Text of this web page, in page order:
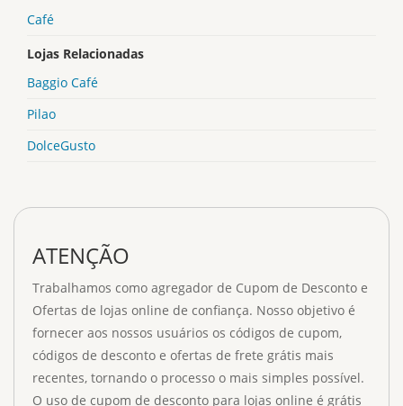
Café
Lojas Relacionadas
Baggio Café
Pilao
DolceGusto
ATENÇÃO
Trabalhamos como agregador de Cupom de Desconto e
Ofertas de lojas online de confiança. Nosso objetivo é
fornecer aos nossos usuários os códigos de cupom,
códigos de desconto e ofertas de frete grátis mais
recentes, tornando o processo o mais simples possível.
O uso de cupom de desconto para lojas online é grátis